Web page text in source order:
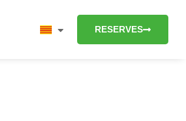
RESERVES